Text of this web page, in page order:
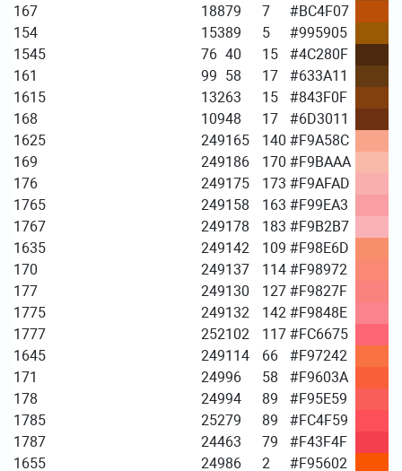
167
18879 7
#BC4F07
154
15389 5
#995905
1545
76 40 15
#4C280F
161
99 58 17
#633A11
1615
13263 15
#843F0F
168
10948 17
#6D3011
1625
249165 140 #F9A58C
169
249186 170 #F9BAAA
176
249175 173 #F9AFAD
1765
249158 163 #F99EA3
1767
249178 183 #F9B2B7
1635
249142 109 #F98E6D
170
249137 114 #F98972
177
249130 127 #F9827F
1775
249132 142 #F9848E
1777
252102 117 #FC6675
1645
249114 66
#F97242
171
24996 58
#F9603A
178
24994 89
#F95E59
1785
25279 89
#FC4F59
1787
24463 79
#F43F4F
1655
24986 2 #F95602